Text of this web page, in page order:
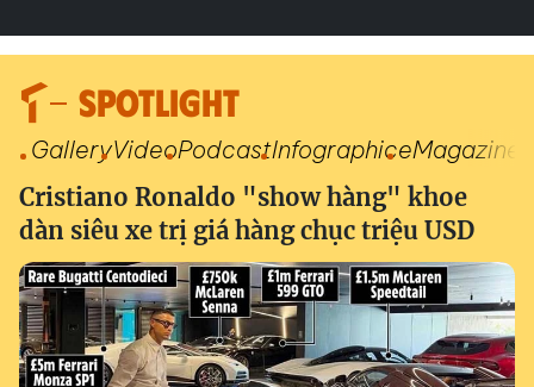
SPOTLIGHT
GalleryVideoPodcastInfographiceMagazine
Cristiano Ronaldo "show hàng" khoe
dàn siêu xe trị giá hàng chục triệu USD